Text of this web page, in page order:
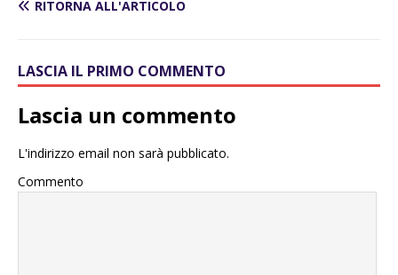
RITORNA ALL'ARTICOLO
LASCIA IL PRIMO COMMENTO
Lascia un commento
L'indirizzo email non sarà pubblicato.
Commento